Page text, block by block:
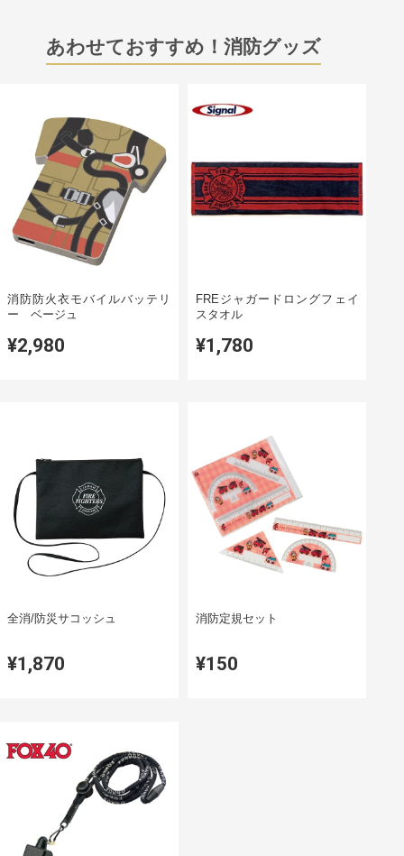
あわせておすすめ！消防グッズ
消防防火衣モバイルバッテリ
ー ベージュ
¥2,980
FREジャガードロングフェイ
スタオル
¥1,780
全消/防災サコッシュ
¥1,870
消防定規セット
¥150